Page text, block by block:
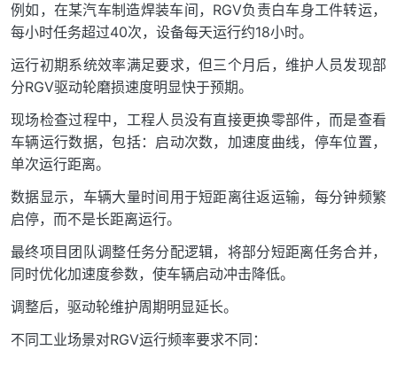
例如，在某汽车制造焊装车间，RGV负责白车身工件转运，
每小时任务超过40次，设备每天运行约18小时。
运行初期系统效率满足要求，但三个月后，维护人员发现部
分RGV驱动轮磨损速度明显快于预期。
现场检查过程中，工程人员没有直接更换零部件，而是查看
车辆运行数据，包括：启动次数，加速度曲线，停车位置，
单次运行距离。
数据显示，车辆大量时间用于短距离往返运输，每分钟频繁
启停，而不是长距离运行。
最终项目团队调整任务分配逻辑，将部分短距离任务合并，
同时优化加速度参数，使车辆启动冲击降低。
调整后，驱动轮维护周期明显延长。
不同工业场景对RGV运行频率要求不同：